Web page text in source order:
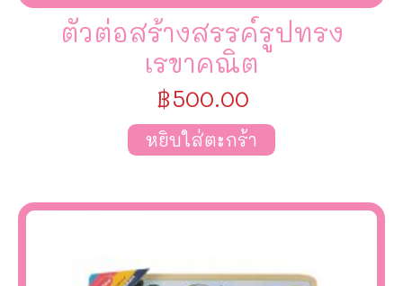
ตัวต่อสร้างสรรค์รูปทรง
เรขาคณิต
฿500.00
หยิบใส่ตะกร้า